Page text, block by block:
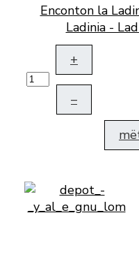
Enconton la
Ladinia -
+
–